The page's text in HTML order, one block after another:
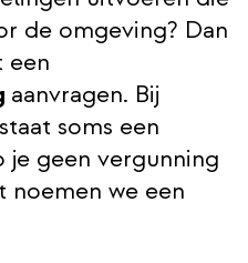
de omgeving? Dan
een
aanvragen. Bij
soms een
je geen vergunning
we een